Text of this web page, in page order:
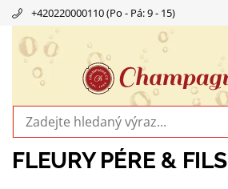
+420220000110 (Po - Pá: 9 - 15)
FLEURY PÉRE & FILS